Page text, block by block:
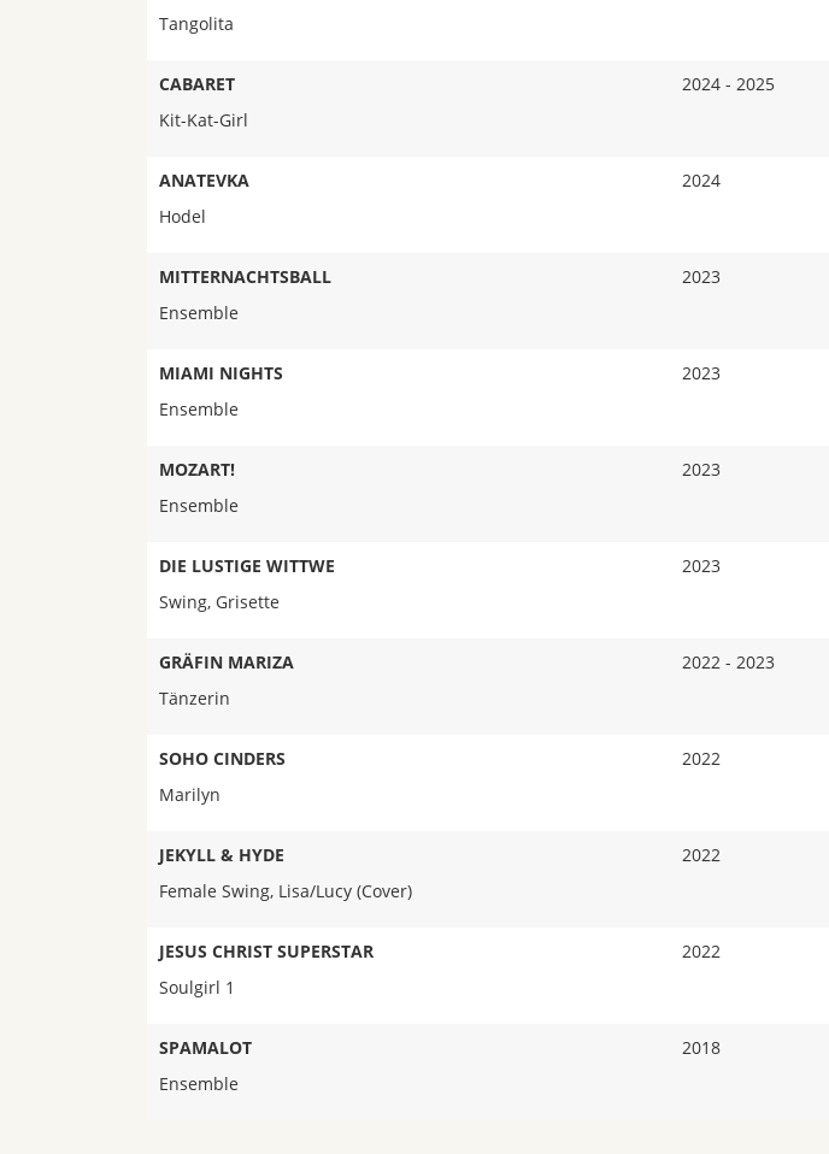
Tangolita
CABARET
Kit-Kat-Girl
2024 - 2025
ANATEVKA
Hodel
2024
MITTERNACHTSBALL
Ensemble
2023
MIAMI NIGHTS
Ensemble
2023
MOZART!
Ensemble
2023
DIE LUSTIGE WITTWE
Swing, Grisette
2023
GRÄFIN MARIZA
Tänzerin
2022 - 2023
SOHO CINDERS
Marilyn
2022
JEKYLL & HYDE
Female Swing, Lisa/Lucy (Cover)
2022
JESUS CHRIST SUPERSTAR
Soulgirl 1
2022
SPAMALOT
Ensemble
2018